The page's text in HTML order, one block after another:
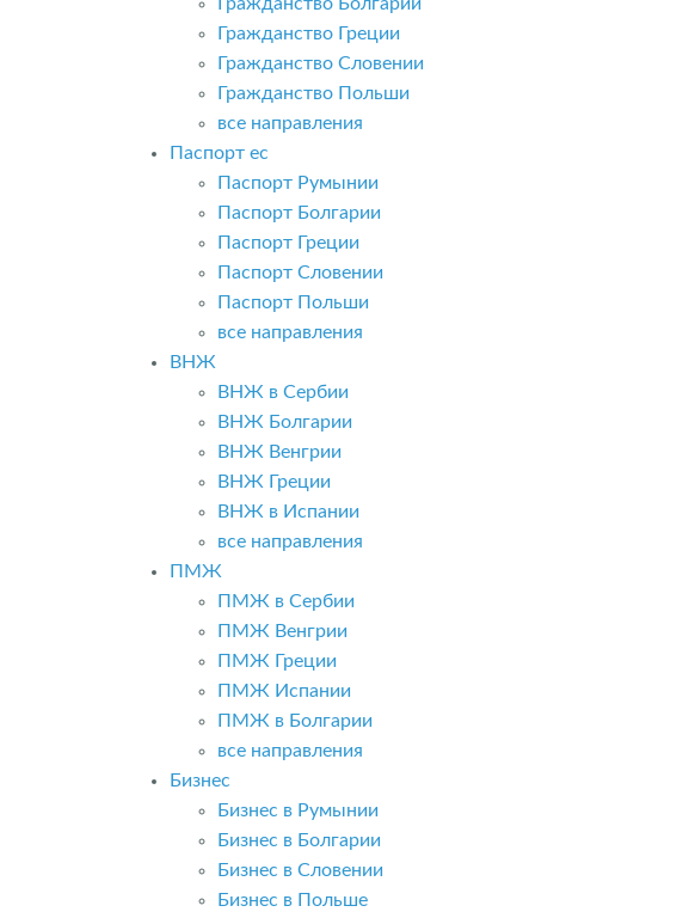
Гражданство Греции
Гражданство Словении
Гражданство Польши
все направления
Паспорт ес
Паспорт Румынии
Паспорт Болгарии
Паспорт Греции
Паспорт Словении
Паспорт Польши
все направления
ВНЖ
ВНЖ в Сербии
ВНЖ Болгарии
ВНЖ Венгрии
ВНЖ Греции
ВНЖ в Испании
все направления
ПМЖ
ПМЖ в Сербии
ПМЖ Венгрии
ПМЖ Греции
ПМЖ Испании
ПМЖ в Болгарии
все направления
Бизнес
Бизнес в Румынии
Бизнес в Болгарии
Бизнес в Словении
Бизнес в Польше